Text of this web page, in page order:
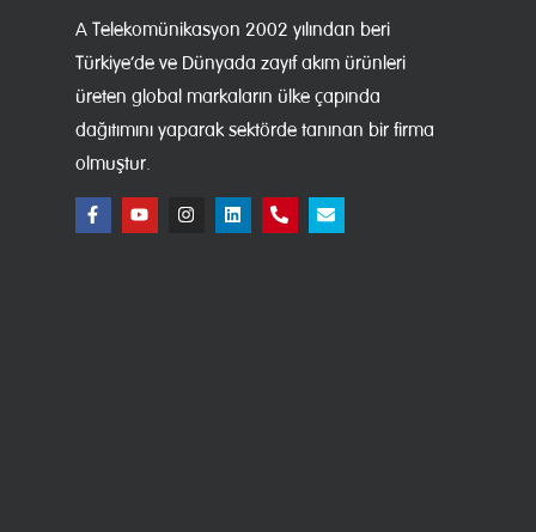
A Telekomünikasyon 2002 yılından beri
Türkiye’de ve Dünyada zayıf akım ürünleri
üreten global markaların ülke çapında
dağıtımını yaparak sektörde tanınan bir firma
olmuştur.